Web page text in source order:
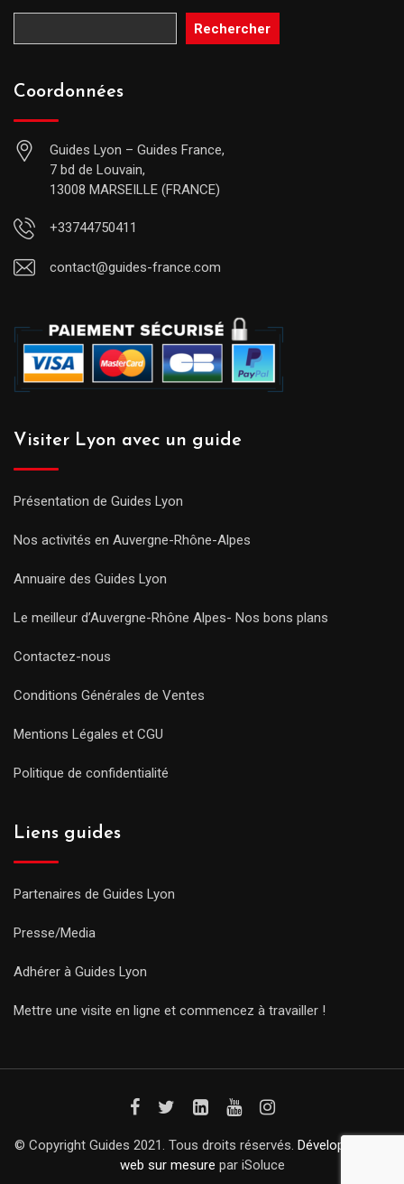
Rechercher
Coordonnées
Guides Lyon – Guides France,
7 bd de Louvain,
13008 MARSEILLE (FRANCE)
+33744750411
contact@guides-france.com
Visiter Lyon avec un guide
Présentation de Guides Lyon
Nos activités en Auvergne-Rhône-Alpes
Annuaire des Guides Lyon
Le meilleur d’Auvergne-Rhône Alpes- Nos bons plans
Contactez-nous
Conditions Générales de Ventes
Mentions Légales et CGU
Politique de confidentialité
Liens guides
Partenaires de Guides Lyon
Presse/Media
Adhérer à Guides Lyon
Mettre une visite en ligne et commencez à travailler !
© Copyright Guides 2021. Tous droits réservés. Développement
web sur mesure par iSoluce